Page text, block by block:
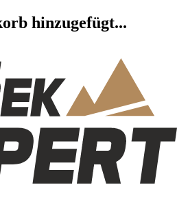
hinzugefügt...